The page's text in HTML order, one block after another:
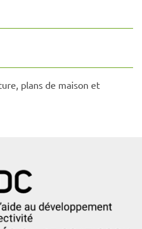
plans de maison et